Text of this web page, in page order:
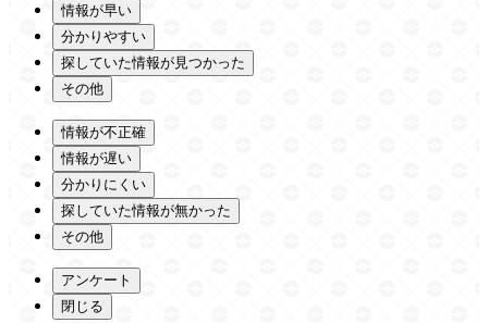
情報が早い
分かりやすい
探していた情報が見つかった
その他
情報が不正確
情報が遅い
分かりにくい
探していた情報が無かった
その他
アンケート
閉じる